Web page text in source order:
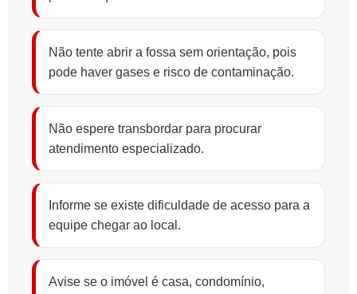
Não tente abrir a fossa sem orientação, pois
pode haver gases e risco de contaminação.
Não espere transbordar para procurar
atendimento especializado.
Informe se existe dificuldade de acesso para a
equipe chegar ao local.
Avise se o imóvel é casa, condomínio,